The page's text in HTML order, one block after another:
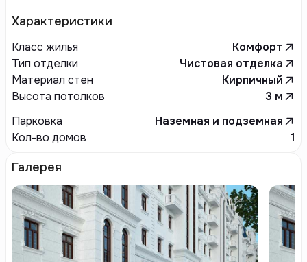
Характеристики
Класс жилья
Комфорт
Тип отделки
Чистовая отделка
Материал стен
Кирпичный
Высота потолков
3 м
Парковка
Наземная и подземная
Кол-во домов
1
Галерея